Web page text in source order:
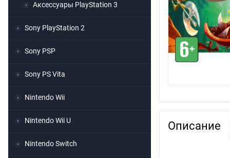
Описание
Аксессуары PlayStation 3
Sony PlayStation 2
Sony PSP
Sony PS Vita
Nintendo Wii
Nintendo Wii U
Nintendo Switch